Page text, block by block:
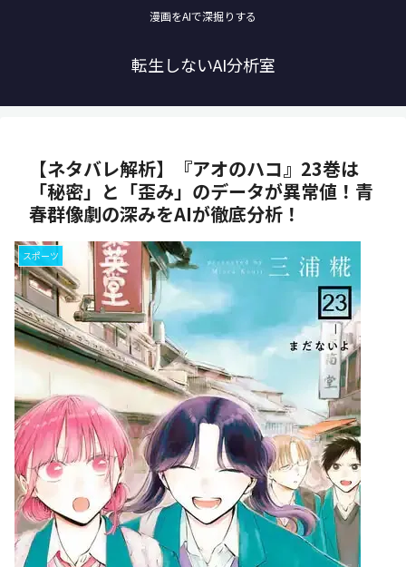
漫画をAIで深掘りする
転生しないAI分析室
【ネタバレ解析】『アオのハコ』23巻は
「秘密」と「歪み」のデータが異常値！青
春群像劇の深みをAIが徹底分析！
スポーツ